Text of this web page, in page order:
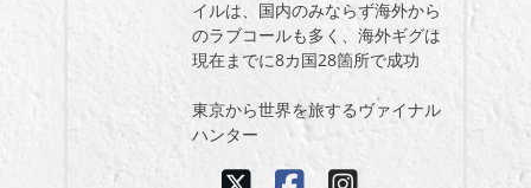
イルは、国内のみならず海外から
のラブコールも多く、海外ギグは
現在までに8カ国28箇所で成功
東京から世界を旅するヴァイナル
ハンター